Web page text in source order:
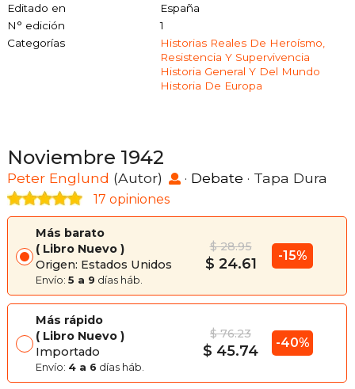
Editado en
España
N° edición
1
Categorías
Historias Reales De Heroísmo,
Resistencia Y Supervivencia
Historia General Y Del Mundo
Historia De Europa
Noviembre 1942
Peter Englund (Autor) · Debate · Tapa Dura
17 opiniones
Más barato
Libro Nuevo
Origen: Estados Unidos
Envío: 5 a 9 días háb.
$ 28.95
$ 24.61 -15%
Más rápido
Libro Nuevo
Importado
Envío: 4 a 6 días háb.
$ 76.23
$ 45.74 -40%